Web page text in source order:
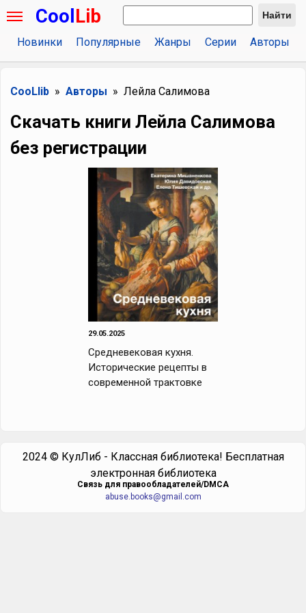
Cool Lib Найти
Новинки Популярные Жанры Серии Авторы
CooLlib Авторы Лейла Салимова
Скачать книги Лейла Салимова
без регистрации
29.05.2025
Средневековая кухня.
Исторические рецепты в
современной трактовке
2024 © КулЛиб - Классная библиотека! Бесплатная
электронная библиотека
Cвязь для правообладателей/DMCA
abuse.books@gmail.com